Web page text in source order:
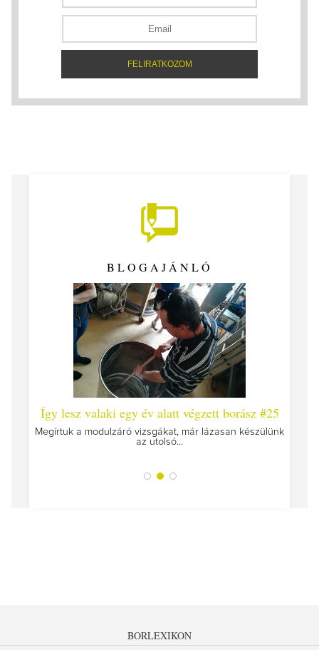
BLOGAJÁNLÓ
Így lesz valaki egy év alatt végzett borász #25
Megírtuk a modulzáró vizsgákat, már lázasan készülünk
az utolsó...
BORLEXIKON